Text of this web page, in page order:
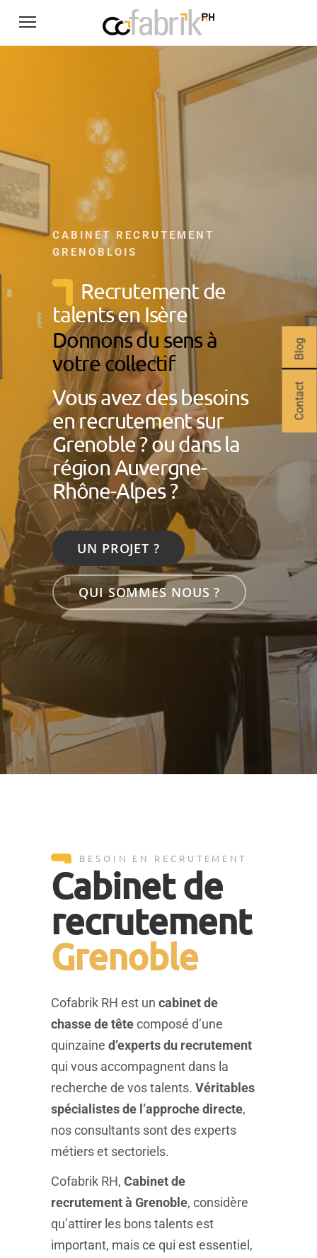
CABINET RECRUTEMENT
GRENOBLOIS
Recrutement de
talents en Isère
Donnons du sens à
votre collectif
Vous avez des besoins
en recrutement sur
Grenoble ? ou dans la
région Auvergne-
Rhône-Alpes ?
UN PROJET ?
QUI SOMMES NOUS ?
BESOIN EN RECRUTEMENT
Cabinet de
recrutement
Grenoble
Cofabrik RH est uncabinet de
chasse de têtecomposé d’une
quinzained’experts du recrutement
qui vous accompagnent dans la
recherche de vos talents.Véritables
spécialistes de l’approche directe,
nos consultants sont des experts
métiers et sectoriels.
Cofabrik RH,Cabinet de
recrutement à Grenoble, considère
qu’attirer les bons talents est
important, mais ce qui est essentiel,
Contact
Blog